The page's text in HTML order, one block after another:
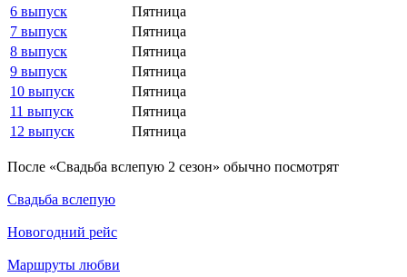
6 выпуск
Пятница
7 выпуск
Пятница
8 выпуск
Пятница
9 выпуск
Пятница
10 выпуск
Пятница
11 выпуск
Пятница
12 выпуск
Пятница
По­сле «Свадьба вслепую 2 сезон» обыч­но по­смот­рят
Свадьба вслепую
Новогодний рейс
Маршруты любви